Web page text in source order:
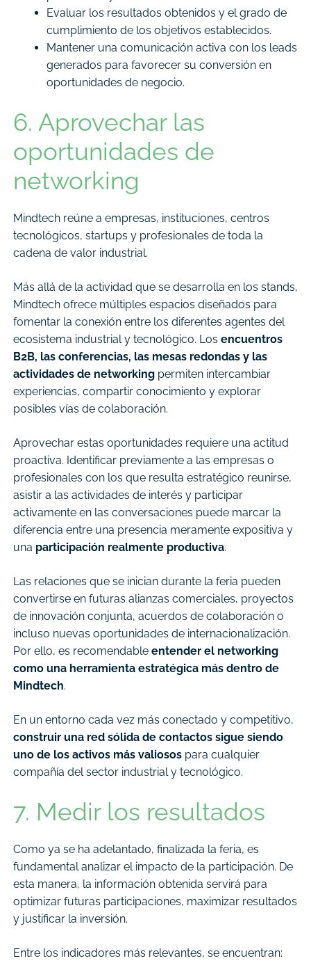
Evaluar los resultados obtenidos y el grado de
cumplimiento de los objetivos establecidos.
Mantener una comunicación activa con los leads
generados para favorecer su conversión en
oportunidades de negocio.
6. Aprovechar las
oportunidades de
networking
Mindtech reúne a empresas, instituciones, centros
tecnológicos, startups y profesionales de toda la
cadena de valor industrial.
Más allá de la actividad que se desarrolla en los stands,
Mindtech ofrece múltiples espacios diseñados para
fomentar la conexión entre los diferentes agentes del
ecosistema industrial y tecnológico. Los encuentros
B2B, las conferencias, las mesas redondas y las
actividades de networking permiten intercambiar
experiencias, compartir conocimiento y explorar
posibles vías de colaboración.
Aprovechar estas oportunidades requiere una actitud
proactiva. Identificar previamente a las empresas o
profesionales con los que resulta estratégico reunirse,
asistir a las actividades de interés y participar
activamente en las conversaciones puede marcar la
diferencia entre una presencia meramente expositiva y
una participación realmente productiva.
Las relaciones que se inician durante la feria pueden
convertirse en futuras alianzas comerciales, proyectos
de innovación conjunta, acuerdos de colaboración o
incluso nuevas oportunidades de internacionalización.
Por ello, es recomendable entender el networking
como una herramienta estratégica más dentro de
Mindtech.
En un entorno cada vez más conectado y competitivo,
construir una red sólida de contactos sigue siendo
uno de los activos más valiosospara cualquier
compañía del sector industrial y tecnológico.
7. Medir los resultados
Como ya se ha adelantado, finalizada la feria, es
fundamental analizar el impacto de la participación. De
esta manera, la información obtenida servirá para
optimizar futuras participaciones, maximizar resultados
y justificar la inversión.
Entre los indicadores más relevantes, se encuentran: